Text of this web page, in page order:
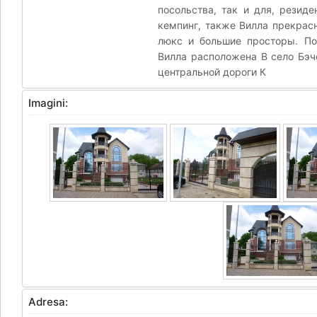
посольства, так и для,
кемпинг, также Вилла
люкс и большие просторы.
Вилла расположена В село
центральной дороги К
Imagini:
Adresa: